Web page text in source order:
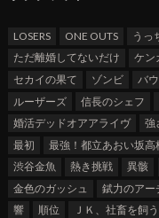
LOSERS ONE OUTS うっ
ただ離婚してないだけ
ケン
セカイの果て
ゾンビ バ
ルーザーズ
信長のシェフ
婚活デッドオアアライヴ
強
最初
最強！都立あおい坂高
渋谷金魚
熱き挑戦 異骸
金色のガッシュ
錻力のアー
響
順位 ＪＫ、社畜を飼う